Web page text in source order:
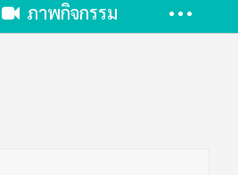
ภาพกิจกรรม